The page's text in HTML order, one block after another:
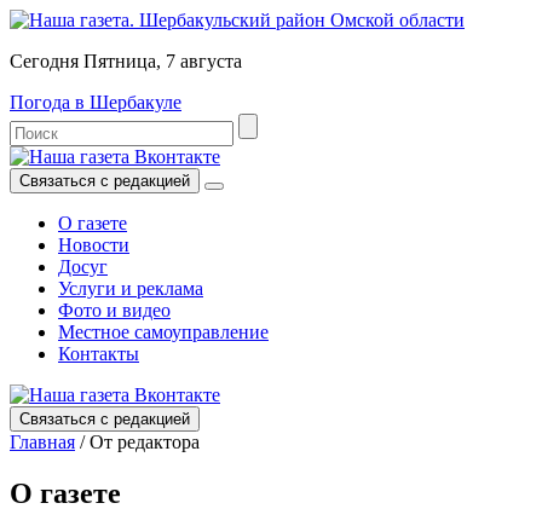
Сегодня Пятница, 7 августа
Погода в Шербакуле
Связаться с редакцией
О газете
Новости
Досуг
Услуги и реклама
Фото и видео
Местное самоуправление
Контакты
Связаться с редакцией
Главная / От редактора
О газете